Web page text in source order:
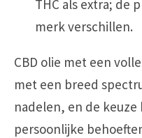
THC als extra; de
merk verschillen.
CBD olie met een
met een breed
nadelen, en de
persoonlijke